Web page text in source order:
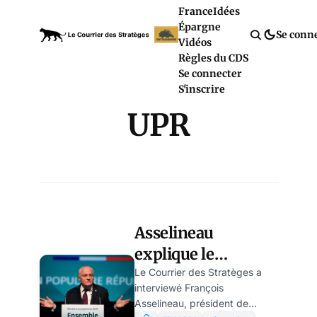
FranceIdées
Épargne
Vidéos
Règles du CDS
Se connecter
S'inscrire
Se
UPR
Asselineau
explique le
surlendemain du
Frexit
Le Courrier des Stratèges a
interviewé François
Asselineau, président de